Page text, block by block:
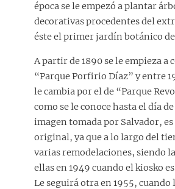
época se le empezó a plantar
decorativas procedentes del
éste el primer jardín botánico de
A partir de 1890 se le empieza a
“Parque Porfirio Díaz” y entre
le cambia por el de “Parque
como se le conoce hasta el día
imagen tomada por Salvador,
original, ya que a lo largo del
varias remodelaciones, siendo
ellas en 1949 cuando el kiosko
Le seguirá otra en 1955, cuando